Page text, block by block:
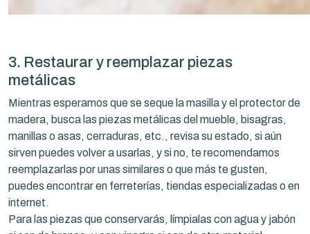
3. Restaurar y reemplazar piezas
metálicas
Mientras esperamos que se seque la masilla y el protector de
madera, busca las piezas metálicas del mueble, bisagras,
manillas o asas, cerraduras, etc., revisa su estado, si aún
sirven puedes volver a usarlas, y si no, te recomendamos
reemplazarlas por unas similares o que más te gusten,
puedes encontrar en ferreterías, tiendas especializadas o en
internet.
Para las piezas que conservarás, límpialas con agua y jabón